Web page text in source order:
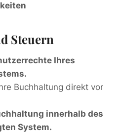
Steuern
Ihres
Buchhaltung direkt vor
innerhalb des
System.